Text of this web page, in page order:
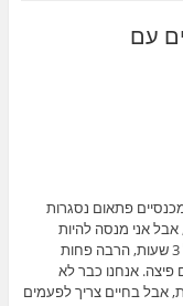
עם
פתאום נסגרות
אבל אני מנסה להיות
סבלנית ולהסתגל לאורח החיים החדש – לאכול כל 3 שעות, הרבה פחות
פיצה. אנחנו כבר לא
אבל בחיים צריך לפעמים